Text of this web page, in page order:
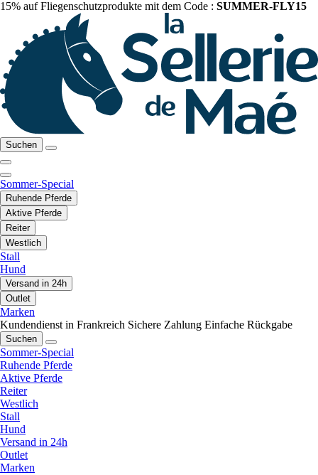
15% auf Fliegenschutzprodukte mit dem Code : SUMMER-FLY15
Suchen
Sommer-Special
Ruhende Pferde
Aktive Pferde
Reiter
Westlich
Stall
Hund
Versand in 24h
Outlet
Marken
Kundendienst in Frankreich Sichere Zahlung Einfache Rückgabe
Suchen
Sommer-Special
Ruhende Pferde
Aktive Pferde
Reiter
Westlich
Stall
Hund
Versand in 24h
Outlet
Marken